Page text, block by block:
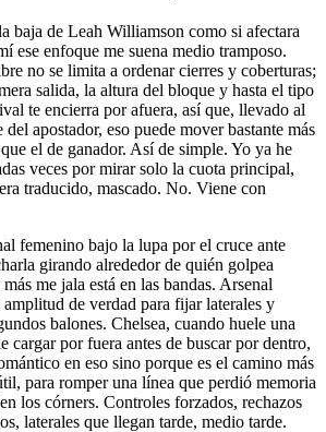
baja de Leah Williamson como si afectara
ese enfoque me suena medio tramposo.
no se limita a ordenar cierres y coberturas;
salida, la altura del bloque y hasta el tipo
te encierra por afuera, así que, llevado al
apostador, eso puede mover bastante más
el de ganador. Así de simple. Yo ya he
veces por mirar solo la cuota principal,
traducido, mascado. No. Viene con
femenino bajo la lupa por el cruce ante
girando alrededor de quién golpea
me jala está en las bandas. Arsenal
amplitud de verdad para fijar laterales y
balones. Chelsea, cuando huele una
cargar por fuera antes de buscar por dentro,
en eso sino porque es el camino más
para romper una línea que perdió memoria
los córners. Controles forzados, rechazos
laterales que llegan tarde, medio tarde.